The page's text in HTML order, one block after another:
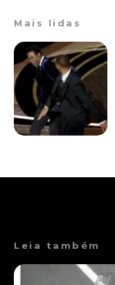
Mais lidas
Leia também